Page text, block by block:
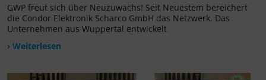
GWP freut sich über Neuzuwachs! Seit Neuestem bereichert
die Condor Elektronik Scharco GmbH das Netzwerk. Das
Unternehmen aus Wuppertal entwickelt
› Weiterlesen